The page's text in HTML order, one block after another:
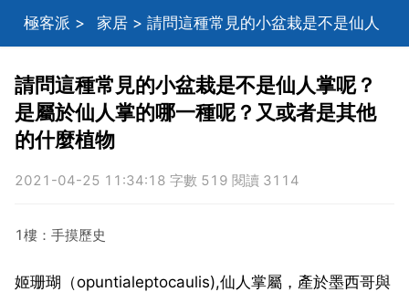
極客派 > 家居 > 請問這種常見的小盆栽是不是仙人
掌呢？是屬於仙人掌的哪一種呢？又或者是其他的什麼
植物
請問這種常見的小盆栽是不是仙人掌呢？
是屬於仙人掌的哪一種呢？又或者是其他
的什麼植物
2021-04-25 11:34:18 字數 519 閱讀 3114
1樓：手摸歷史
姬珊瑚（opuntialeptocaulis),仙人掌屬，產於墨西哥與